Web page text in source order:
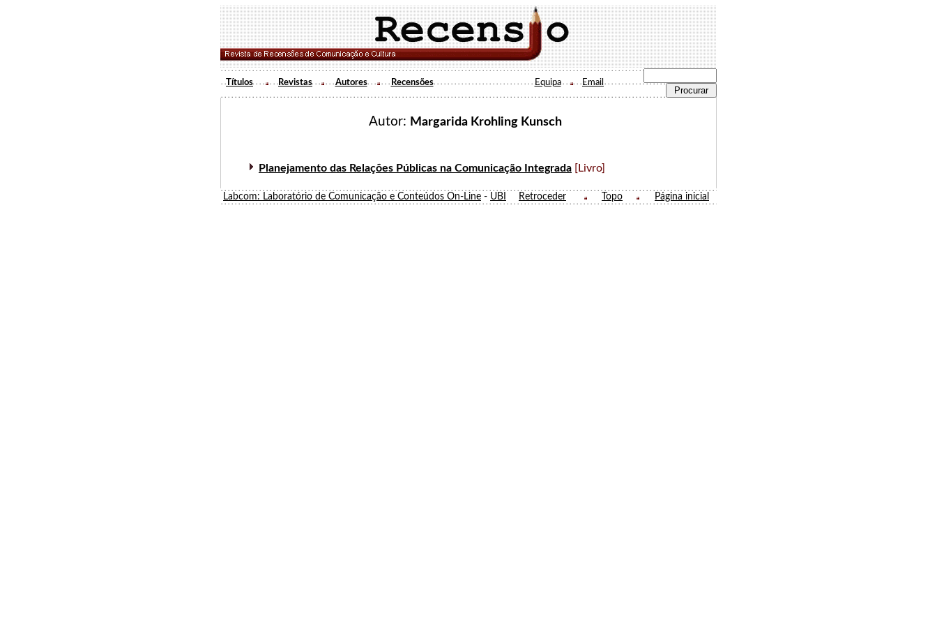
Títulos Revistas Autores Recensões Equipa Email
Autor: Margarida Krohling Kunsch
Planejamento das Relações Públicas na Comunicação Integrada [Livro]
Labcom: Laboratório de Comunicação e Conteúdos On-Line - UBI Retroceder Topo Página inicial